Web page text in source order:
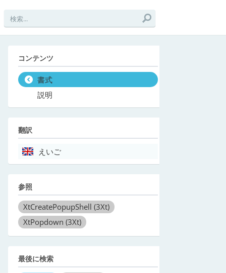
コンテンツ
書式
説明
翻訳
えいご
参照
XtCreatePopupShell (3Xt)
XtPopdown (3Xt)
最後に検索